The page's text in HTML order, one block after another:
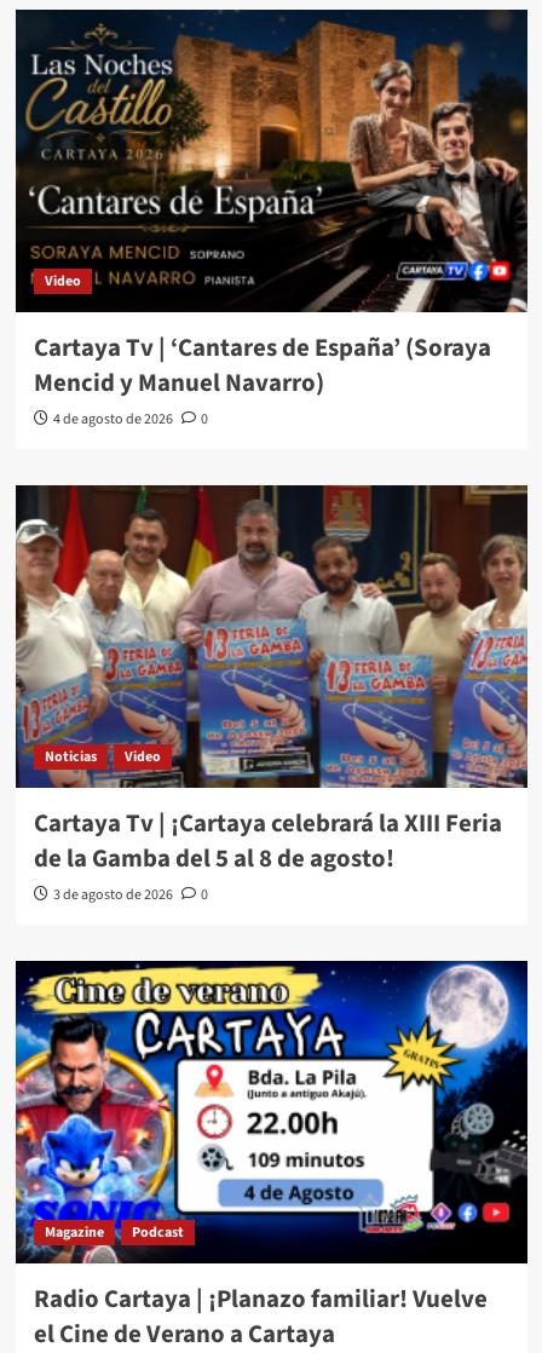
Video
Cartaya Tv | ‘Cantares de España’ (Soraya
Mencid y Manuel Navarro)
4 de agosto de 2026 0
Noticias Video
Cartaya Tv | ¡Cartaya celebrará la XIII Feria
de la Gamba del 5 al 8 de agosto!
3 de agosto de 2026 0
Magazine Podcast
Radio Cartaya | ¡Planazo familiar! Vuelve
el Cine de Verano a Cartaya